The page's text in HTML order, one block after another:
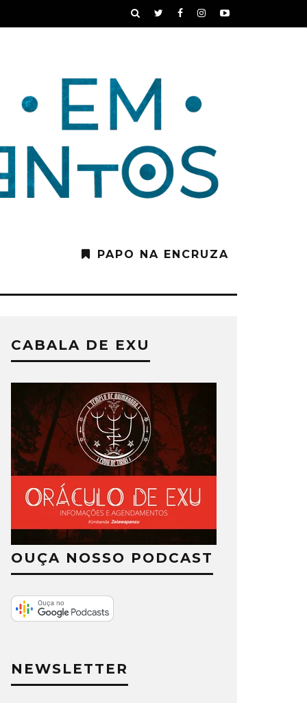
PAPO NA ENCRUZA
CABALA DE EXU
OUÇA NOSSO PODCAST
NEWSLETTER